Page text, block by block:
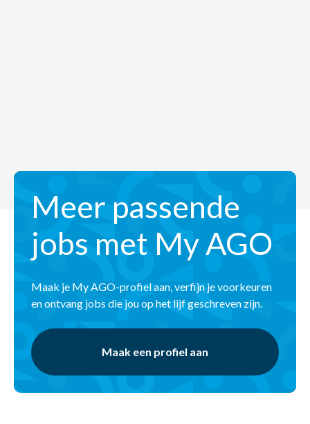
Meer passende
jobs met My AGO
Maak je My AGO-profiel aan, verfijn je voorkeuren
en ontvang jobs die jou op het lijf geschreven zijn.
Maak een profiel aan